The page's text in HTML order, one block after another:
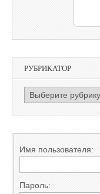
РУБРИКАТОР
РУБРИКАТОР
Имя пользователя:
Пароль: